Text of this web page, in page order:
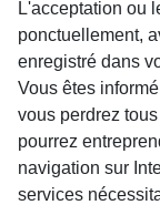
L'acceptation ou
ponctuellement,
enregistré dans
Vous êtes
vous perdrez
pourrez
navigation sur
services